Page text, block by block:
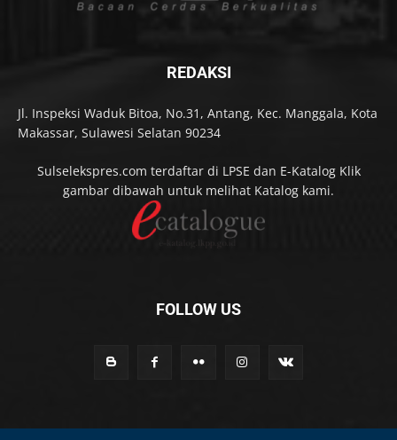
REDAKSI
Jl. Inspeksi Waduk Bitoa, No.31, Antang, Kec. Manggala, Kota
Makassar, Sulawesi Selatan 90234
Sulselekspres.com terdaftar di LPSE dan E-Katalog Klik
gambar dibawah untuk melihat Katalog kami.
FOLLOW US